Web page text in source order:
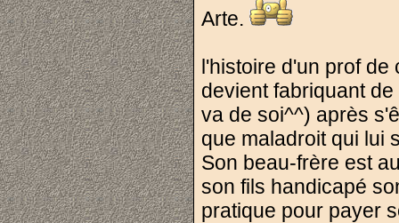
Arte.
l'histoire d'un prof de
devient fabriquant
va de soi^^) après
que maladroit qui lui
Son beau-frère est
son fils handicapé
pratique pour payer